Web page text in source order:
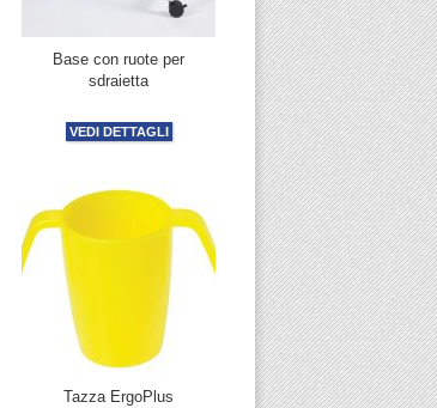
Base con ruote per
sdraietta
VEDI DETTAGLI
Tazza ErgoPlus